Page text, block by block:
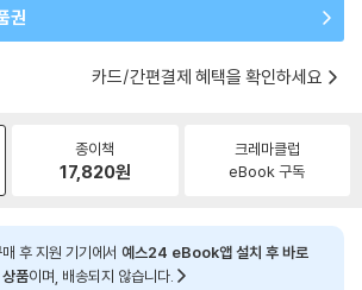
권
카드/간편결제 혜택을 확인하세요
종이책
17,820원
크레마클럽
eBook 구독
후 지원 기기에서 예스24 eBook앱 설치 후 바로
품이며, 배송되지 않습니다.